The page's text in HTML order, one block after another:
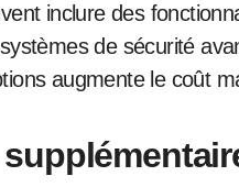
inclure des
de sécurité
augmente le coût